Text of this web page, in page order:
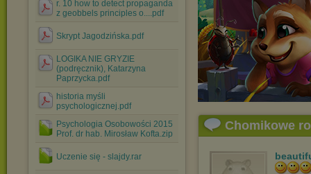
r. 10 how to detect propaganda
z geobbels principles o....pdf
Skrypt Jagodzińska.pdf
LOGIKA NIE GRYZIE
(podręcznik), Katarzyna
Paprzycka.pdf
historia myśli
psychologicznej.pdf
Psychologia Osobowości 2015
Prof. dr hab. Mirosław Kofta.zip
Uczenie się - slajdy.rar
Chomikowe